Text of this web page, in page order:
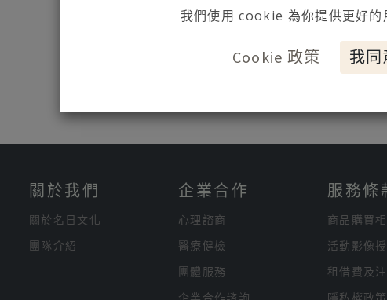
關於我們
關於名日文化
團隊介紹
企業合作
心理諮商
醫療健檢
團體服務
服務條
商品購買
活動影像
租借費及
我們使用 cookie 為你提供更好的
Cookie 政策 我同